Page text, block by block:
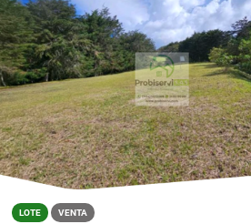
LOTE VENTA